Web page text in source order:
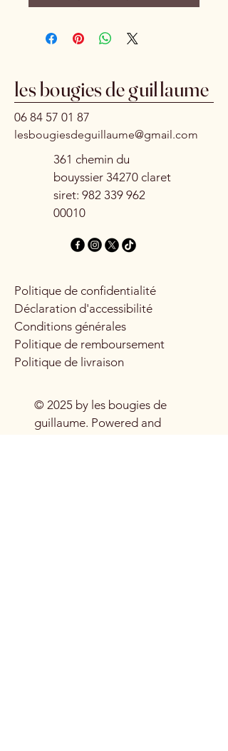
les bougies de guillaume
06 84 57 01 87
lesbougiesdeguillaume@gmail.com
361 chemin du
bouyssier 34270 claret
siret: 982 339 962
00010
Politique de confidentialité
Déclaration d'accessibilité
Conditions générales
Politique de remboursement
Politique de livraison
© 2025 by les bougies de
guillaume. Powered and